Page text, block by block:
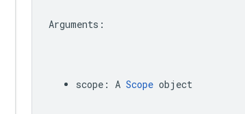
Arguments :
scope : A Scope object